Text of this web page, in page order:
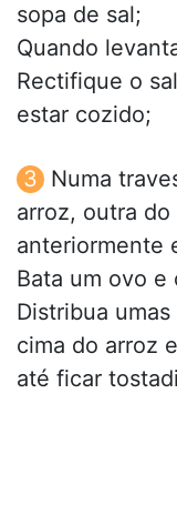
sopa de sal;
Quando
Rectifique o
estar cozido;
Numa
arroz, outra
anteriormente
Bata um ovo e
Distribua
cima do arroz
até ficar